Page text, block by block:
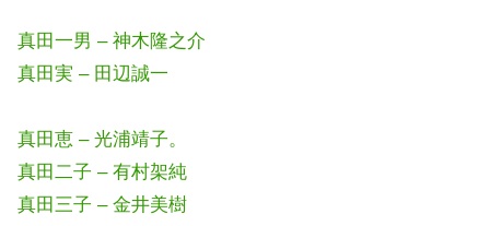
真田一男 – 神木隆之介
真田実 – 田辺誠一
真田恵 – 光浦靖子。
真田二子 – 有村架純
真田三子 – 金井美樹